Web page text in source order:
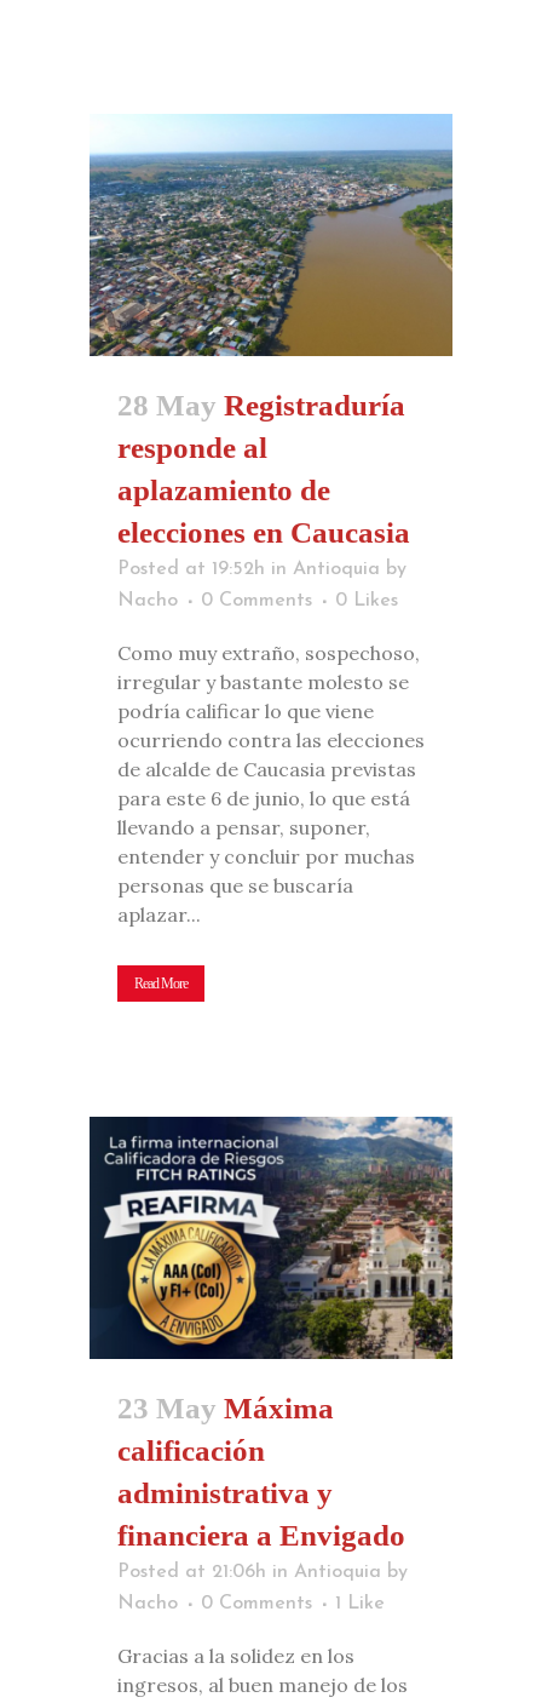
28 May Registraduría
responde al
aplazamiento de
elecciones en Caucasia
Posted at 19:52h in Antioquia by
Nacho
0 Comments 0 Likes
Como muy extraño, sospechoso,
irregular y bastante molesto se
podría calificar lo que viene
ocurriendo contra las elecciones
de alcalde de Caucasia previstas
para este 6 de junio, lo que está
llevando a pensar, suponer,
entender y concluir por muchas
personas que se buscaría
aplazar...
Read More
23 May Máxima
calificación
administrativa y
financiera a Envigado
Posted at 21:06h in Antioquia by
Nacho
0 Comments 1 Like
Gracias a la solidez en los
ingresos, al buen manejo de los